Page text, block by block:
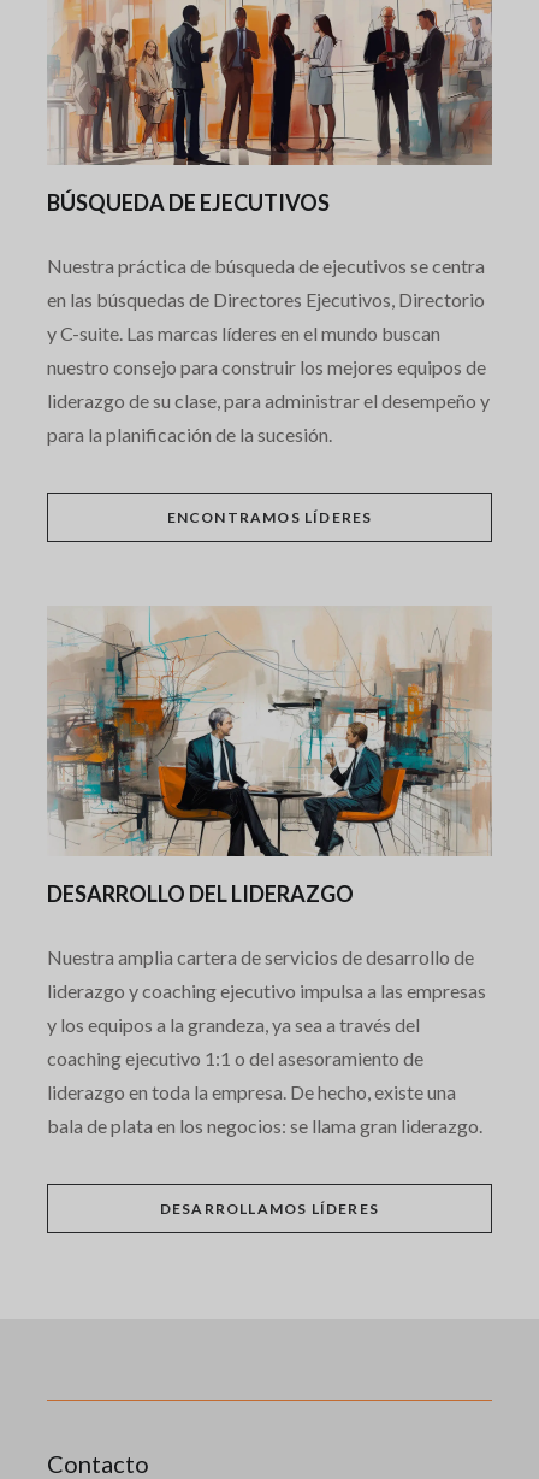
BÚSQUEDA DE EJECUTIVOS
Nuestra práctica de búsqueda de ejecutivos se centra
en las búsquedas de Directores Ejecutivos, Directorio
y C-suite. Las marcas líderes en el mundo buscan
nuestro consejo para construir los mejores equipos de
liderazgo de su clase, para administrar el desempeño y
para la planificación de la sucesión.
ENCONTRAMOS LÍDERES
DESARROLLO DEL LIDERAZGO
Nuestra amplia cartera de servicios de desarrollo de
liderazgo y coaching ejecutivo impulsa a las empresas
y los equipos a la grandeza, ya sea a través del
coaching ejecutivo 1:1 o del asesoramiento de
liderazgo en toda la empresa. De hecho, existe una
bala de plata en los negocios: se llama gran liderazgo.
DESARROLLAMOS LÍDERES
Contacto